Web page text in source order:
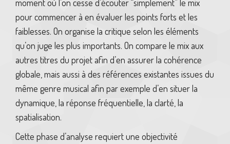
moment où l’on cesse d’écouter “simplement” le mix
pour commencer à en évaluer les points forts et les
faiblesses. On organise la critique selon les éléments
qu’on juge les plus importants. On compare le mix aux
autres titres du projet afin d’en assurer la cohérence
globale, mais aussi à des références existantes issues du
même genre musical afin par exemple d’en situer la
dynamique, la réponse fréquentielle, la clarté, la
spatialisation.
Cette phase d’analyse requiert une objectivité